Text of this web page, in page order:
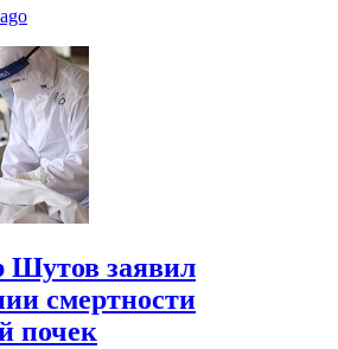
Шутов заявил
смертности
почек